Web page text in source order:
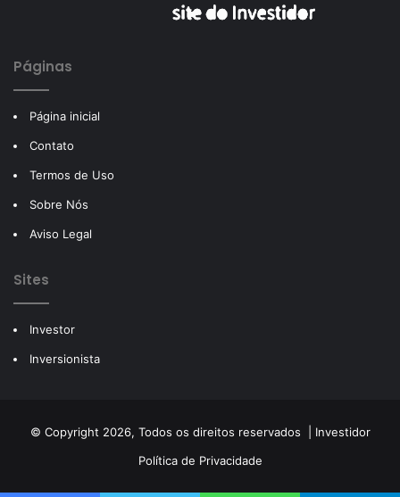
Páginas
Página inicial
Contato
Termos de Uso
Sobre Nós
Aviso Legal
Sites
Investor
Inversionista
© Copyright 2026, Todos os direitos reservados | Investidor
Política de Privacidade